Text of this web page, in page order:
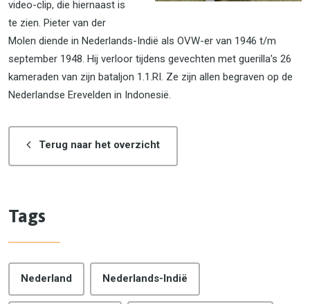
video-clip, die hiernaast is
te zien. Pieter van der
Molen diende in Nederlands-Indië als OVW-er van 1946 t/m
september 1948. Hij verloor tijdens gevechten met guerilla's 26
kameraden van zijn bataljon 1.1.RI. Ze zijn allen begraven op de
Nederlandse Erevelden in Indonesië.
Terug naar het overzicht
Tags
Nederland Nederlands-Indië